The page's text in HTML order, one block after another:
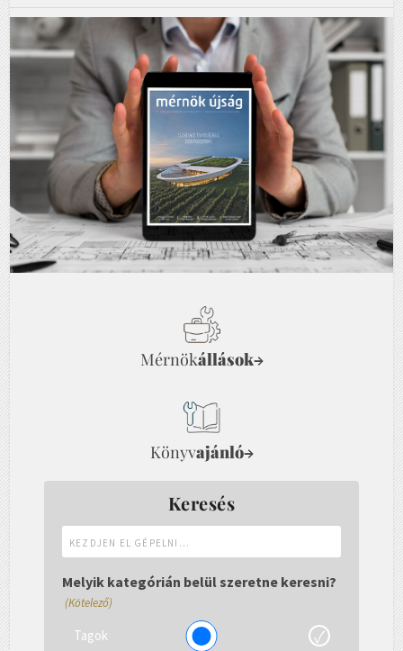
Mérnökállások→
Könyvajánló→
Keresés
el
gépelni...
Melyik kategórián belül szeretne keresni?
(Kötelező)
Tagok